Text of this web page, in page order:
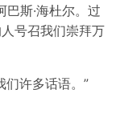
巴斯·海杜尔。过
号召我们崇拜万
们许多话语。”